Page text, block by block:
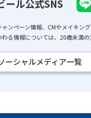
ール公式SNS
ンペーン情報、CMやメイキン
る情報については、20歳未満の
ーシャルメディア一覧